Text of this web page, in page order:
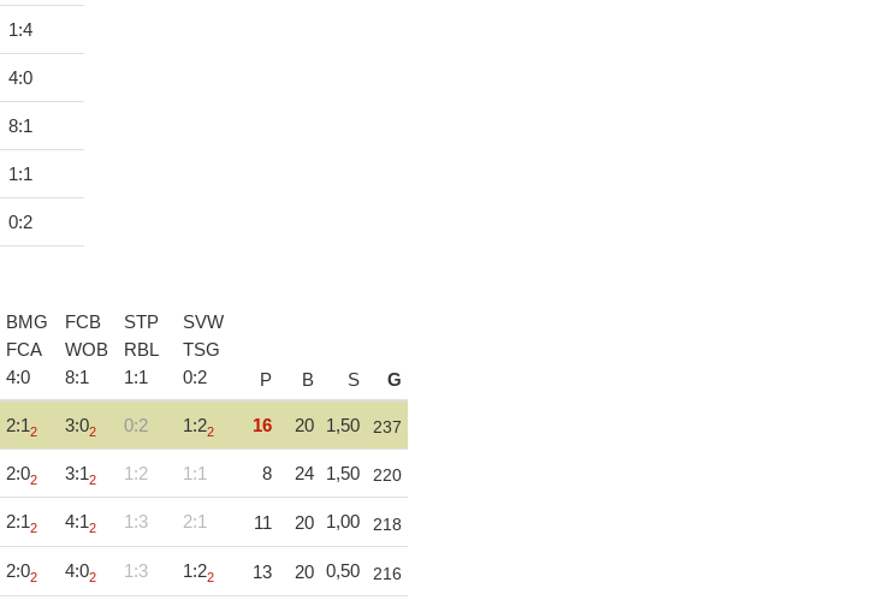
1:4
4:0
8:1
1:1
0:2
BMG
FCA
4:0
FCB
WOB
8:1
STP
RBL
1:1
SVW
TSG
0:2 P B S G
2:12 3:02 0:2 1:22 16 20 1,50 237
2:02 3:12 1:2 1:1 8 24 1,50 220
2:12 4:12 1:3 2:1 11 20 1,00 218
2:02 4:02 1:3 1:22 13 20 0,50 216